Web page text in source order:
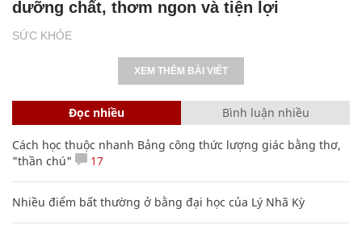
SỨC KHỎE
dưỡng chất, thơm ngon và tiện lợi
XEM THÊM BÀI VIẾT
Đọc nhiều Bình luận nhiều
Cách học thuộc nhanh Bảng công thức lượng giác bằng thơ,
"thần chú"
17
Nhiều điểm bất thường ở bằng đại học của Lý Nhã Kỳ